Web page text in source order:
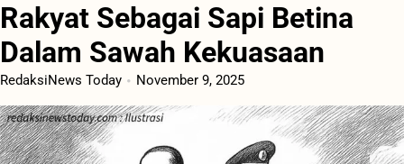
Rakyat Sebagai Sapi Betina
Dalam Sawah Kekuasaan
RedaksiNews Today November 9, 2025